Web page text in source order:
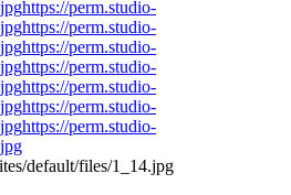
https://perm.studio-
https://perm.studio-
https://perm.studio-
https://perm.studio-
https://perm.studio-
https://perm.studio-
https://perm.studio-
default/files/1_14.jpg